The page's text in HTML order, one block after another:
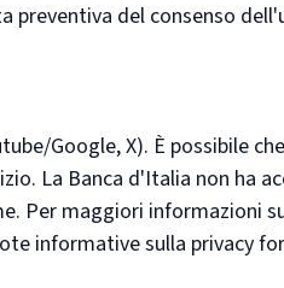
preventiva del consenso
Google, X). È possibile
La Banca d'Italia non ha
Per maggiori informazioni
informative sulla privacy